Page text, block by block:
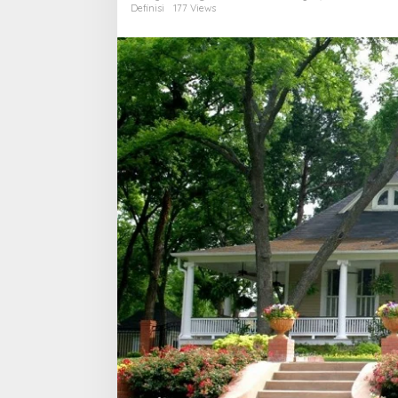
Kualitas
Hidup
Definisi
177 Views